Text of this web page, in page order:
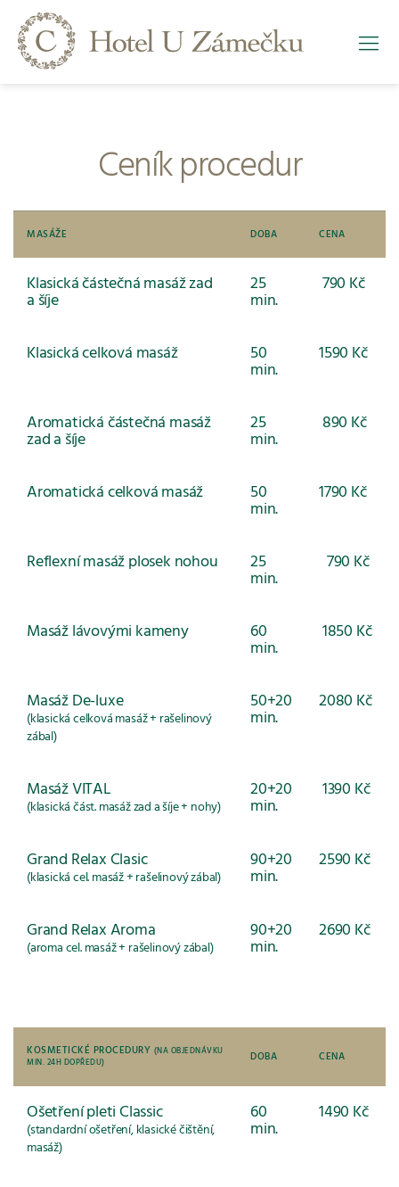
Ceník procedur
MASÁŽE DOBA CENA
Klasická částečná masáž zad
a šíje
25
min.
790 Kč
Klasická celková masáž 50
min.
1590 Kč
Aromatická částečná masáž
zad a šíje
25
min.
890 Kč
Aromatická celková masáž 50
min.
1790 Kč
Reflexní masáž plosek nohou 25
min.
790 Kč
Masáž lávovými kameny 60
min.
1850 Kč
Masáž De-luxe
(klasická celková masáž + rašelinový
zábal)
50+20
min.
2080 Kč
Masáž VITAL
(klasická část. masáž zad a šíje + nohy)
20+20
min.
1390 Kč
Grand Relax Clasic
(klasická cel. masáž + rašelinový zábal)
90+20
min.
2590 Kč
Grand Relax Aroma
(aroma cel. masáž + rašelinový zábal)
90+20
min.
2690 Kč
KOSMETICKÉ PROCEDURY (NA OBJEDNÁVKU
MIN. 24H DOPŘEDU)
DOBA CENA
Ošetření pleti Classic
(standardní ošetření, klasické čištění,
masáž)
60
min.
1490 Kč